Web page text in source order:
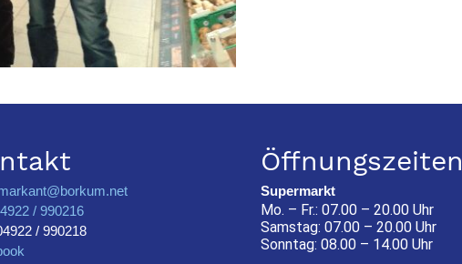
/ 990216
/ 990218
Öffnungszeiten
Supermarkt
Mo. – Fr.: 07.00 – 20.00 Uhr
Samstag: 07.00 – 20.00 Uhr
Sonntag: 08.00 – 14.00 Uhr